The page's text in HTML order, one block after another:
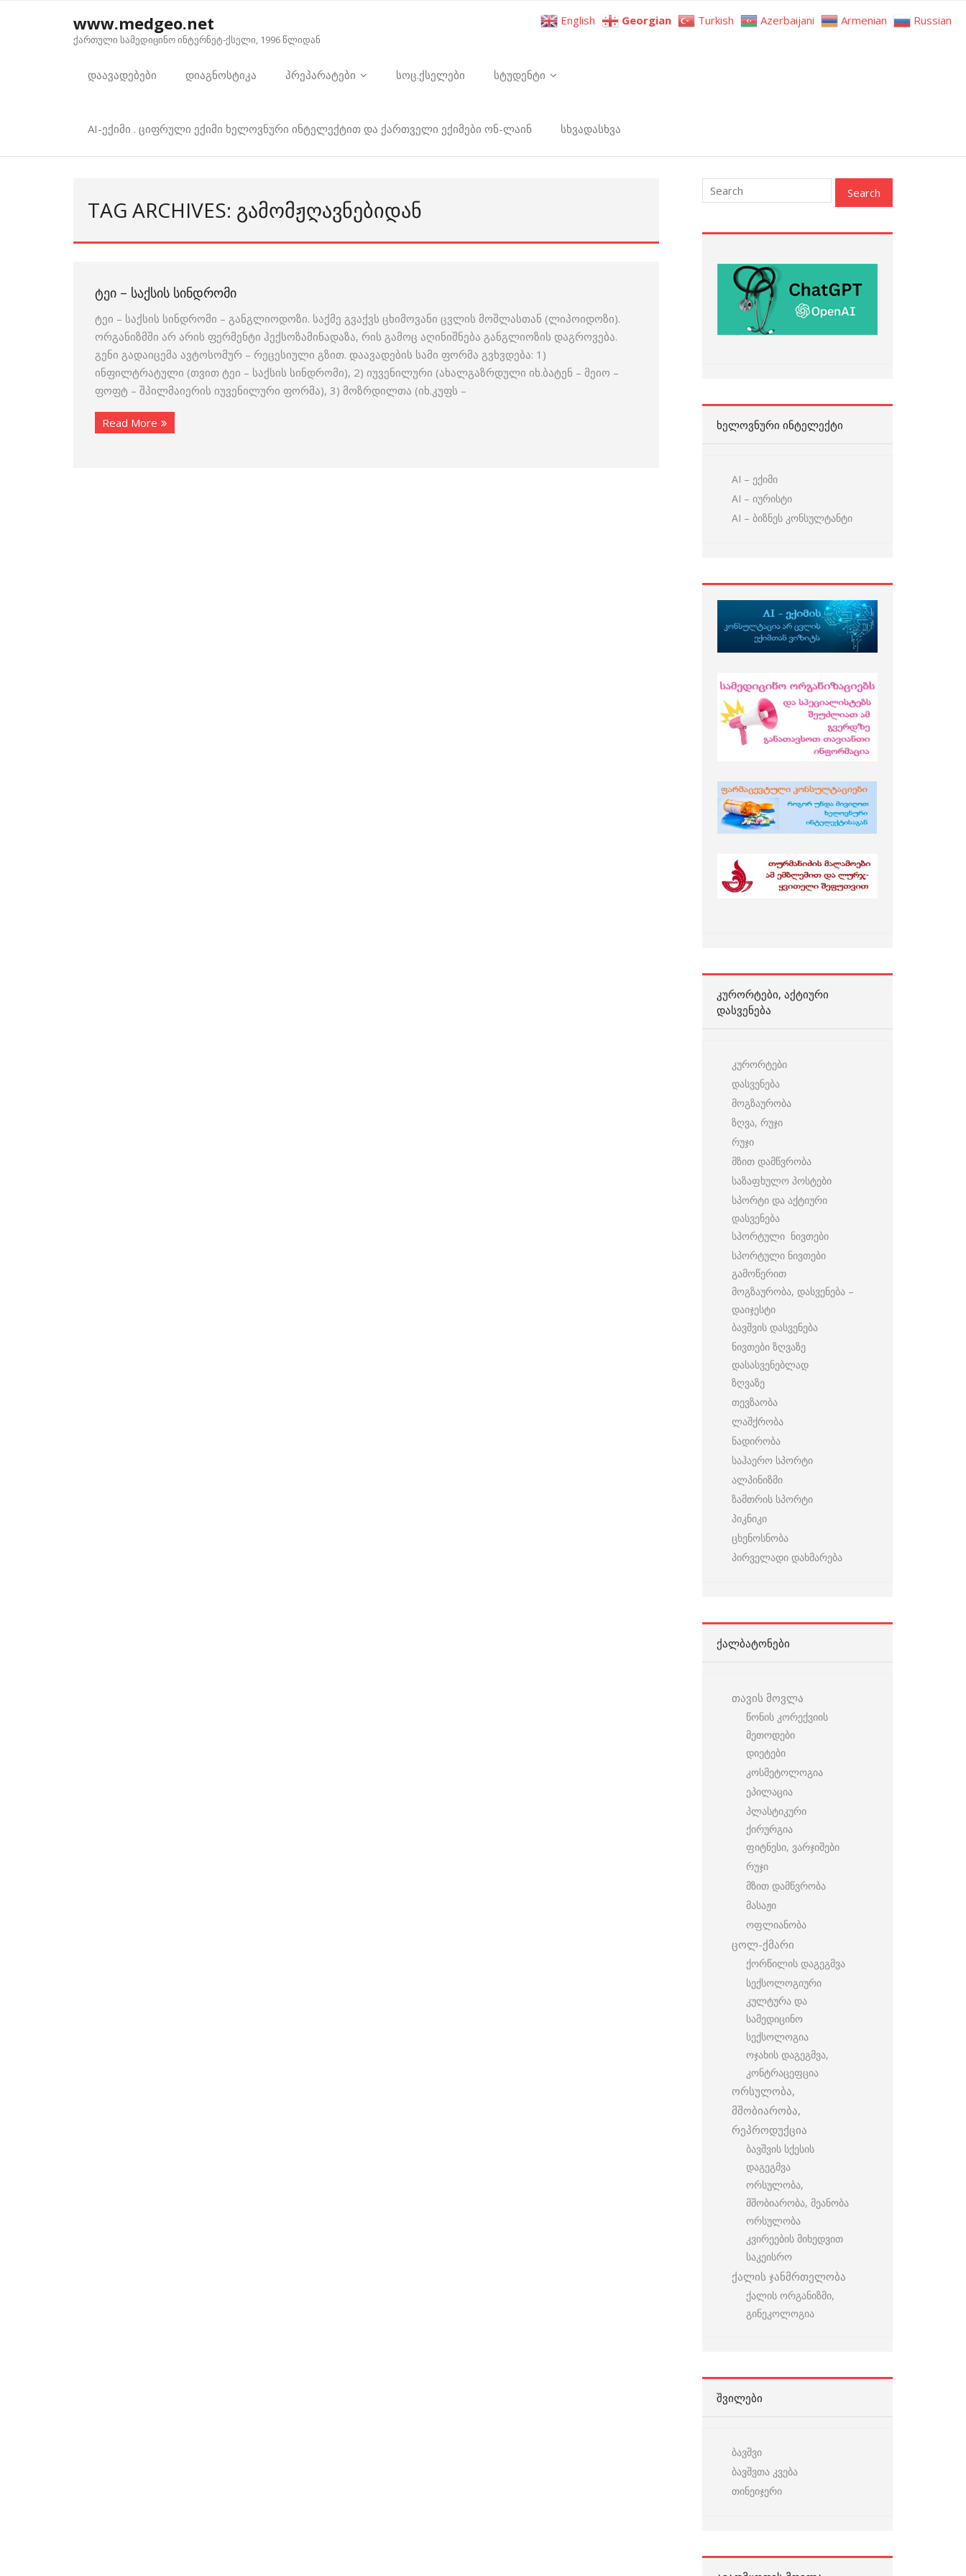
www.medgeo.net
ქართული სამედიცინო ინტერნეტ-ქსელი, 1996 წლიდან
დაავადებები დიაგნოსტიკა პრეპარატები სოც.ქსელები სტუდენტი
AI-ექიმი . ციფრული ექიმი ხელოვნური ინტელექტით და ქართველი ექიმები ონ-ლაინ სხვადასხვა
TAG ARCHIVES: ᲒᲐᲛᲝᲛᲟᲦᲐᲕᲜᲔᲑᲘᲓᲐᲜ
ᲢᲔᲘ – ᲡᲐᲥᲡᲘᲡ ᲡᲘᲜᲓᲠᲝᲛᲘ
ტეი – საქსის სინდრომი – განგლიოდოზი. საქმე გვაქვს ცხიმოვანი ცვლის მოშლასთან (ლიპოიდოზი).
ორგანიზმში არ არის ფერმენტი ჰექსოზამინადაზა, რის გამოც აღინიშნება განგლიოზის დაგროვება.
გენი გადაიცემა ავტოსომურ – რეცესიული გზით. დაავადების სამი ფორმა გვხვდება: 1)
ინფილტრატული (თვით ტეი – საქსის სინდრომი), 2) იუვენილური (ახალგაზრდული იხ.ბატენ – მეიო –
ფოფტ – შპილმაიერის იუვენილური ფორმა), 3) მოზრდილთა (იხ.კუფს –
Read More ᲮᲔᲚᲝᲕᲜᲣᲠᲘ ᲘᲜᲢᲔᲚᲔᲥᲢᲘ
AI – ექიმი
AI – იურისტი
AI – ბიზნეს კონსულტანტი
ᲙᲣᲠᲝᲠᲢᲔᲑᲘ, ᲐᲥᲢᲘᲣᲠᲘ
ᲓᲐᲡᲕᲔᲜᲔᲑᲐ
კურორტები
დასვენება
მოგზაურობა
ზღვა, რუჯი
რუჯი
მზით დამწვრობა
საზაფხულო პოსტები
სპორტი და აქტიური
დასვენება
სპორტული ნივთები
სპორტული ნივთები
გამოწერით
მოგზაურობა, დასვენება –
დაიჯესტი
ბავშვის დასვენება
ნივთები ზღვაზე
დასასვენებლად
ზღვაზე
თევზაობა
ლაშქრობა
ნადირობა
საჰაერო სპორტი
ალპინიზმი
ზამთრის სპორტი
პიკნიკი
ცხენოსნობა
პირველადი დახმარება
ᲥᲐᲚᲑᲐᲢᲝᲜᲔᲑᲘ
თავის მოვლა
წონის კორექვიის
მეთოდები
დიეტები
კოსმეტოლოგია
ეპილაცია
პლასტიკური
ქირურგია
ფიტნესი, ვარჯიშები
რუჯი
მზით დამწვრობა
მასაჟი
ოფლიანობა
ცოლ-ქმარი
ქორწილის დაგეგმვა
სექსოლოგიური
კულტურა და
სამედიცინო
სექსოლოგია
ოჯახის დაგეგმვა,
კონტრაცეფცია
ორსულობა,
მშობიარობა,
რეპროდუქცია
ბავშვის სქესის
დაგეგმვა
ორსულობა,
მშობიარობა, მეანობა
ორსულობა
კვირეების მიხედვით
საკეისრო
ქალის ჯანმრთელობა
ქალის ორგანიზმი,
გინეკოლოგია
ᲨᲕᲘᲚᲔᲑᲘ
ბავშვი
ბავშვთა კვება
თინეიჯერი
English Georgian Turkish Azerbaijani Armenian Russian